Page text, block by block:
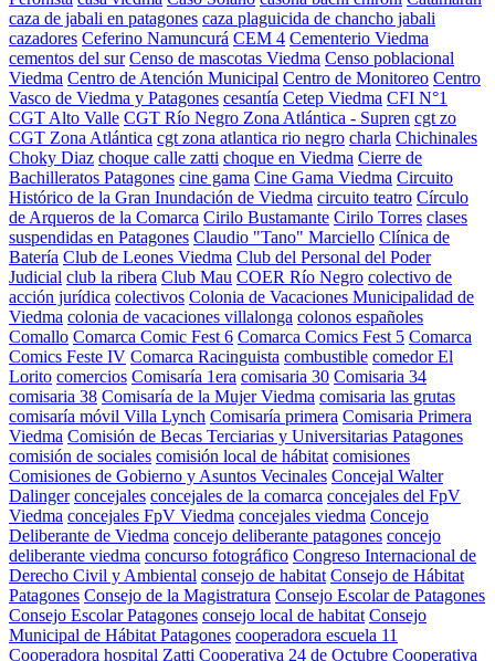
caza de jabali en patagones caza plaguicida de chancho jabali
cazadores Ceferino Namuncurá CEM 4 Cementerio Viedma
cementos del sur Censo de mascotas Viedma Censo poblacional
Viedma Centro de Atención Municipal Centro de Monitoreo Centro
Vasco de Viedma y Patagones cesantía Cetep Viedma CFI N°1
CGT Alto Valle CGT Río Negro Zona Atlántica - Supren cgt zo
CGT Zona Atlántica cgt zona atlantica rio negro charla Chichinales
Choky Diaz choque calle zatti choque en Viedma Cierre de
Bachilleratos Patagones cine gama Cine Gama Viedma Circuito
Histórico de la Gran Inundación de Viedma circuito teatro Círculo
de Arqueros de la Comarca Cirilo Bustamante Cirilo Torres clases
suspendidas en Patagones Claudio "Tano" Marciello Clínica de
Batería Club de Leones Viedma Club del Personal del Poder
Judicial club la ribera Club Mau COER Río Negro colectivo de
acción jurídica colectivos Colonia de Vacaciones Municipalidad de
Viedma colonia de vacaciones villalonga colonos españoles
Comallo Comarca Comic Fest 6 Comarca Comics Fest 5 Comarca
Comics Feste IV Comarca Racinguista combustible comedor El
Lorito comercios Comisaría 1era comisaria 30 Comisaria 34
comisaria 38 Comisaría de la Mujer Viedma comisaria las grutas
comisaría móvil Villa Lynch Comisaría primera Comisaria Primera
Viedma Comisión de Becas Terciarias y Universitarias Patagones
comisión de sociales comisión local de hábitat comisiones
Comisiones de Gobierno y Asuntos Vecinales Concejal Walter
Dalinger concejales concejales de la comarca concejales del FpV
Viedma concejales FpV Viedma concejales viedma Concejo
Deliberante de Viedma concejo deliberante patagones concejo
deliberante viedma concurso fotográfico Congreso Internacional de
Derecho Civil y Ambiental consejo de habitat Consejo de Hábitat
Patagones Consejo de la Magistratura Consejo Escolar de Patagones
Consejo Escolar Patagones consejo local de habitat Consejo
Municipal de Hábitat Patagones cooperadora escuela 11
Cooperadora hospital Zatti Cooperativa 24 de Octubre Cooperativa